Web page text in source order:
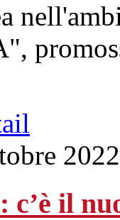
c’è il